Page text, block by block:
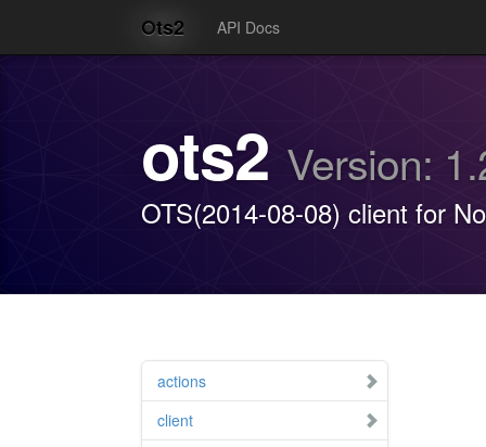
ots2 API Docs
ots2 Version:
OTS(2014-08-08) client for
actions
client